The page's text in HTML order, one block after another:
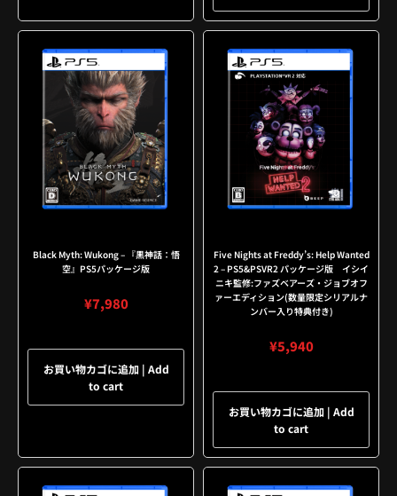
Black Myth: Wukong – 『黒神話：悟
空』PS5パッケージ版
¥7,980
お買い物カゴに追加 | Add
to cart
Five Nights at Freddy’s: Help Wanted
2 – PS5&PSVR2 パッケージ版 イシイ
ニキ監修:ファズベアーズ・ジョブオフ
ァーエディション(数量限定シリアルナ
ンバー入り特典付き)
¥5,940
お買い物カゴに追加 | Add
to cart